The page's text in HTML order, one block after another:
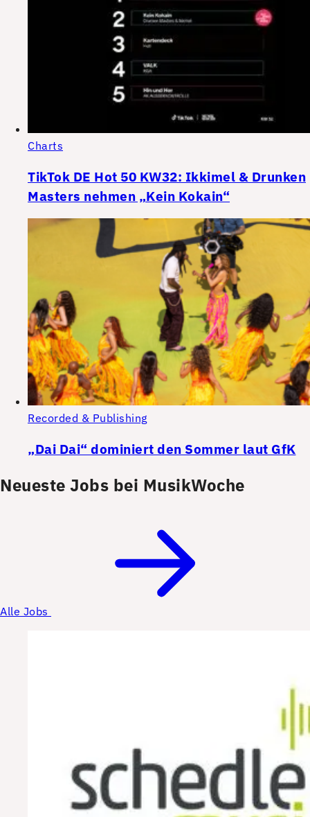
Charts
TikTok DE Hot 50 KW32: Ikkimel & Drunken
Masters nehmen „Kein Kokain“
Recorded & Publishing
„Dai Dai“ dominiert den Sommer laut GfK
Neueste Jobs bei MusikWoche
Alle Jobs